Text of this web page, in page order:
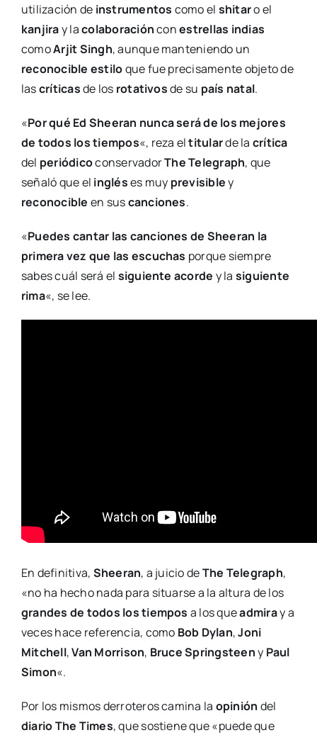
utilización de instrumentos como el shitaro el
kanjiray lacolaboraciónconestrellas indias
comoArjit Singh, aunque manteniendo un
reconocible estiloque fue precisamente objeto de
lascríticasde los rotativosde su país natal.
«Por qué Ed Sheeran nunca será de los mejores
de todos los tiempos«, reza eltitularde la crítica
del periódicoconservadorThe Telegraph, que
señaló que el ingléses muy previsibley
reconocible en suscanciones.
«Puedes cantar las canciones de Sheeran la
primera vez que las escuchas porque siempre
sabes cuál será el siguiente acorde y la siguiente
rima«, se lee.
En definitiva, Sheeran, a juicio deThe Telegraph,
«no ha hecho nada para situarse a la altura de los
grandes de todos los tiempos a los queadmiray a
veces hace referencia, como Bob Dylan,Joni
Mitchell,Van Morrison, Bruce Springsteeny Paul
Simon«.
Por los mismos derroteros camina la opinión del
diario The Times, que sostiene que «puede que